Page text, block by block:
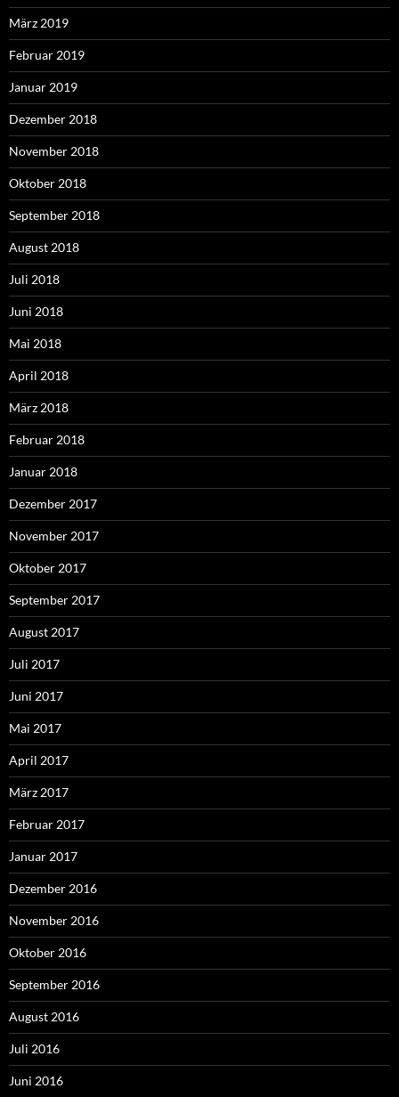
März 2019
Februar 2019
Januar 2019
Dezember 2018
November 2018
Oktober 2018
September 2018
August 2018
Juli 2018
Juni 2018
Mai 2018
April 2018
März 2018
Februar 2018
Januar 2018
Dezember 2017
November 2017
Oktober 2017
September 2017
August 2017
Juli 2017
Juni 2017
Mai 2017
April 2017
März 2017
Februar 2017
Januar 2017
Dezember 2016
November 2016
Oktober 2016
September 2016
August 2016
Juli 2016
Juni 2016